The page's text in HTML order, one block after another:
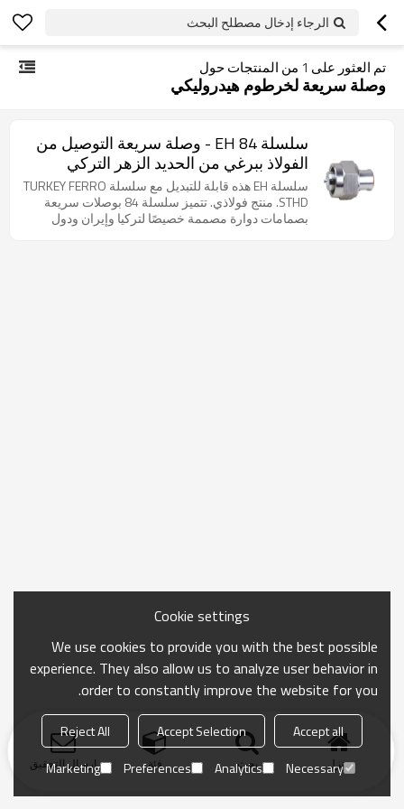
الرجاء إدخال مصطلح البحث
تم العثور على 1 من المنتجات حول
وصلة سريعة لخرطوم هيدروليكي
سلسلة EH 84 - وصلة سريعة التوصيل من
الفولاذ ببرغي من الحديد الزهر التركي
سلسلة EH هذه قابلة للتبديل مع سلسلة TURKEY FERRO
STHD. منتج فولاذي. تتميز سلسلة 84 بوصلات سريعة
بصمامات دوارة مصممة خصيصًا لتركيا وإيران ودول
منزل بحث فئة ارسال التحقيق
Cookie settings
We use cookies to provide you with the best possible
experience. They also allow us to analyze user behavior in
order to constantly improve the website for you.
Accept all
Accept Selection
Reject All
Necessary
Analytics
Preferences
Marketing